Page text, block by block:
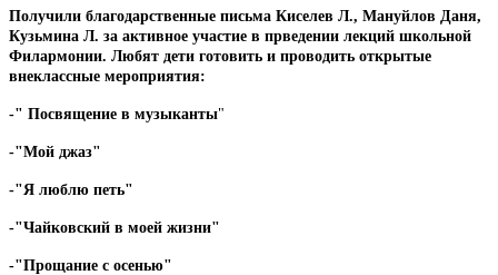
Получили благодарственные письма Киселев Л., Мануйлов Даня,
Кузьмина Л. за активное участие в прведении лекций школьной
Филармонии. Любят дети готовить и проводить открытые
внеклассные мероприятия:
-" Посвящение в музыканты"
-"Мой джаз"
-"Я люблю петь"
-"Чайковский в моей жизни"
-"Прощание с осенью"